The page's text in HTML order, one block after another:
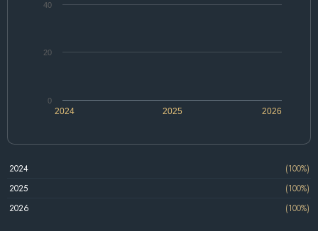
2024 2025 2026
0
20
40
2024
(100%)
2025
(100%)
2026
(100%)